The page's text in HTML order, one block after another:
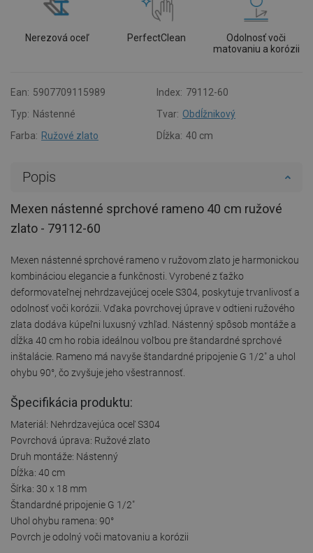
Nerezová oceľ PerfectClean
Odolnosť voči
matovaniu a korózii
Ean: 5907709115989 Index: 79112-60
Typ: Nástenné Tvar: Obdĺžnikový
Farba: Ružové zlato Dĺžka: 40 cm
Popis
Mexen nástenné sprchové rameno 40 cm ružové
zlato - 79112-60
Mexen nástenné sprchové rameno v ružovom zlato je harmonickou
kombináciou elegancie a funkčnosti. Vyrobené z ťažko
deformovateľnej nehrdzavejúcej ocele S304, poskytuje trvanlivosť a
odolnosť voči korózii. Vďaka povrchovej úprave v odtieni ružového
zlata dodáva kúpeľni luxusný vzhľad. Nástenný spôsob montáže a
dĺžka 40 cm ho robia ideálnou voľbou pre štandardné sprchové
inštalácie. Rameno má navyše štandardné pripojenie G 1/2" a uhol
ohybu 90°, čo zvyšuje jeho všestrannosť.
Špecifikácia produktu:
Materiál: Nehrdzavejúca oceľ S304
Povrchová úprava: Ružové zlato
Druh montáže: Nástenný
Dĺžka: 40 cm
Šírka: 30 x 18 mm
Štandardné pripojenie G 1/2"
Uhol ohybu ramena: 90°
Povrch je odolný voči matovaniu a korózii